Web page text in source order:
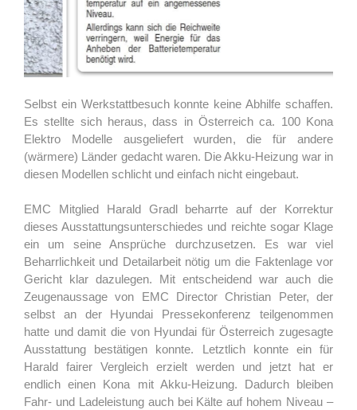
Selbst ein Werkstattbesuch konnte keine Abhilfe schaffen.
Es stellte sich heraus, dass in Österreich ca. 100 Kona
Elektro Modelle ausgeliefert wurden, die für andere
(wärmere) Länder gedacht waren. Die Akku-Heizung war in
diesen Modellen schlicht und einfach nicht eingebaut.
EMC Mitglied Harald Gradl beharrte auf der Korrektur
dieses Ausstattungsunterschiedes und reichte sogar Klage
ein um seine Ansprüche durchzusetzen. Es war viel
Beharrlichkeit und Detailarbeit nötig um die Faktenlage vor
Gericht klar dazulegen. Mit entscheidend war auch die
Zeugenaussage von EMC Director Christian Peter, der
selbst an der Hyundai Pressekonferenz teilgenommen
hatte und damit die von Hyundai für Österreich zugesagte
Ausstattung bestätigen konnte. Letztlich konnte ein für
Harald fairer Vergleich erzielt werden und jetzt hat er
endlich einen Kona mit Akku-Heizung. Dadurch bleiben
Fahr- und Ladeleistung auch bei Kälte auf hohem Niveau –